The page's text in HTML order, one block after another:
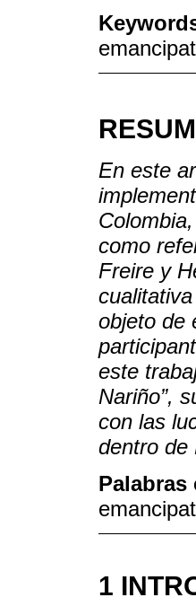
En este
como
Freire y
objeto de
este
Nariño”,
con las
dentro de
Palabras
1